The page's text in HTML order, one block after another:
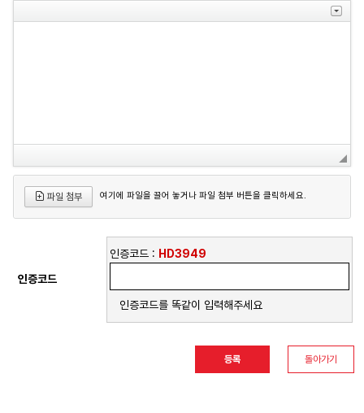
파일 첨부 여기에 파일을 끌어 놓거나 파일 첨부 버튼을 클릭하세요.
인증코드
인증코드 : HD3949
인증코드를 똑같이 입력해주세요
돌아가기